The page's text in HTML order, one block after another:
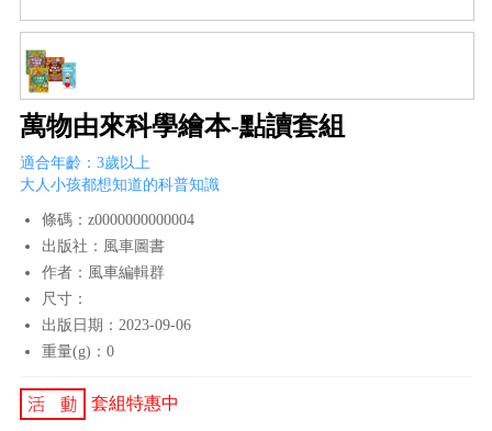
萬物由來科學繪本-點讀套組
適合年齡：3歲以上
大人小孩都想知道的科普知識
條碼：z0000000000004
出版社：風車圖書
作者：風車編輯群
尺寸：
出版日期：2023-09-06
重量(g)：0
套組特惠中